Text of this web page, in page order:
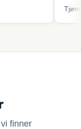
finner